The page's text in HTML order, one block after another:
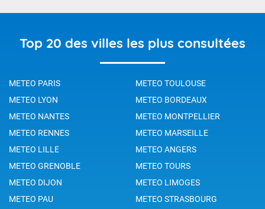
Top 20 des villes les plus consultées
METEO PARIS
METEO TOULOUSE
METEO LYON
METEO BORDEAUX
METEO NANTES
METEO MONTPELLIER
METEO RENNES
METEO MARSEILLE
METEO LILLE
METEO ANGERS
METEO GRENOBLE
METEO TOURS
METEO DIJON
METEO LIMOGES
METEO PAU
METEO STRASBOURG